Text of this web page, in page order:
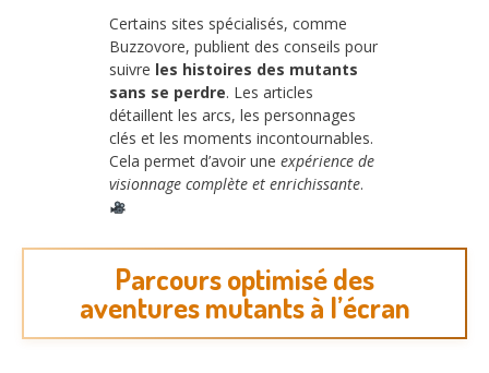
Certains sites spécialisés, comme
Buzzovore, publient des conseils pour
suivre les histoires des mutants
sans se perdre. Les articles
détaillent les arcs, les personnages
clés et les moments incontournables.
Cela permet d’avoir une expérience de
visionnage complète et enrichissante.
Parcours optimisé des
aventures mutants à l’écran